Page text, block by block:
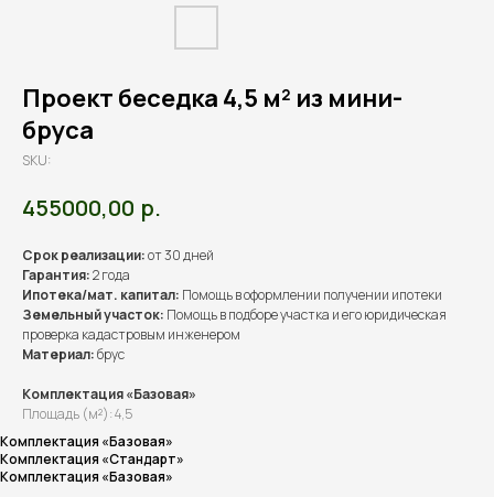
Проект беседка 4,5 м² из мини-
бруса
SKU:
455000,00 р.
Срок реализации:от 30 дней
Гарантия:2 года
Ипотека/мат. капитал: Помощь в оформлении получении ипотеки
Земельный участок: Помощь в подборе участка и его юридическая
проверка кадастровым инженером
Материал:брус
Комплектация «Базовая»
Площадь (м²): 4,5
Комплектация «Базовая»
Комплектация «Стандарт»
Комплектация «Базовая»